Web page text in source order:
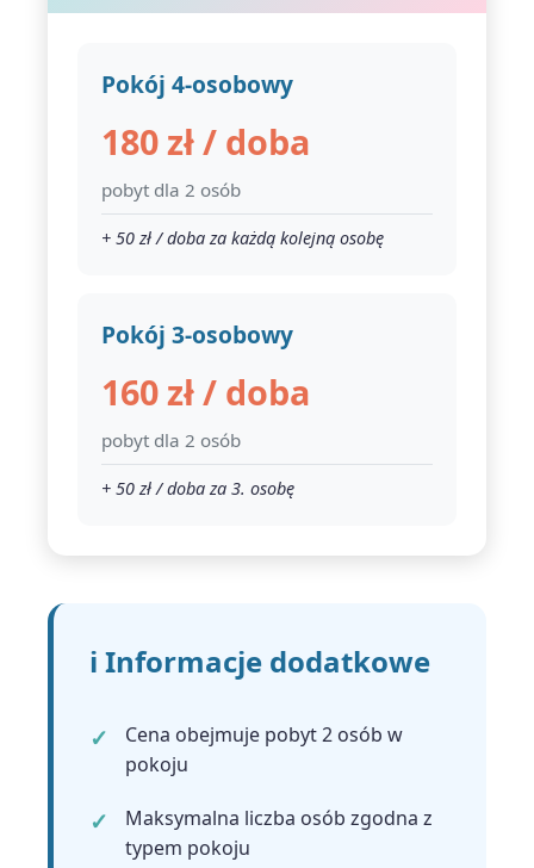
Pokój 4-osobowy
180 zł / doba
pobyt dla 2 osób
+ 50 zł / doba za każdą kolejną osobę
Pokój 3-osobowy
160 zł / doba
pobyt dla 2 osób
+ 50 zł / doba za 3. osobę
ℹ️ Informacje dodatkowe
Cena obejmuje pobyt 2 osób w
pokoju
Maksymalna liczba osób zgodna z
typem pokoju